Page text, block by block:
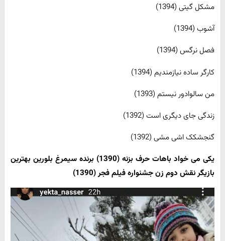
مشکل گیتی (1394)
آشوب (1394)
فصل نرگس (1394)
کارگر ساده نیازمندیم (1394)
من سالوادور نیستم (1393)
زندگی جای دیگری است (1392)
گنجشکک اشی مشی (1392)
یکی می خواد باهات حرف بزنه (1390) برنده سیمرغ بلورین بهترین
بازیگر نقش دوم زن جشنواره فیلم فجر (1390)